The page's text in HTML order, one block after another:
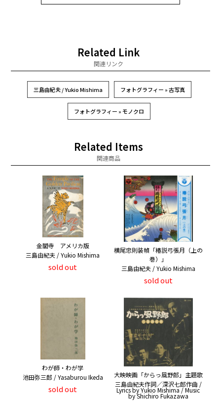
Related Link
関連リンク
三島由紀夫 / Yukio Mishima フォトグラフィー » 古写真
フォトグラフィー » モノクロ
Related Items
関連商品
金閣寺 アメリカ版
三島由紀夫 / Yukio Mishima
sold out
横尾忠則装幀「椿説弓張月（上の
巻）」
三島由紀夫 / Yukio Mishima
sold out
わが師・わが学
池田弥三郎 / Yasaburou Ikeda
sold out
大映映画「からっ風野郎」主題歌
三島由紀夫作詞／深沢七郎作曲 /
Lyrics by Yukio Mishima / Music
by Shichiro Fukazawa